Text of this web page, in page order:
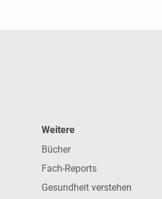
Weitere
Bücher
Fach-Reports
Gesundheit verstehen